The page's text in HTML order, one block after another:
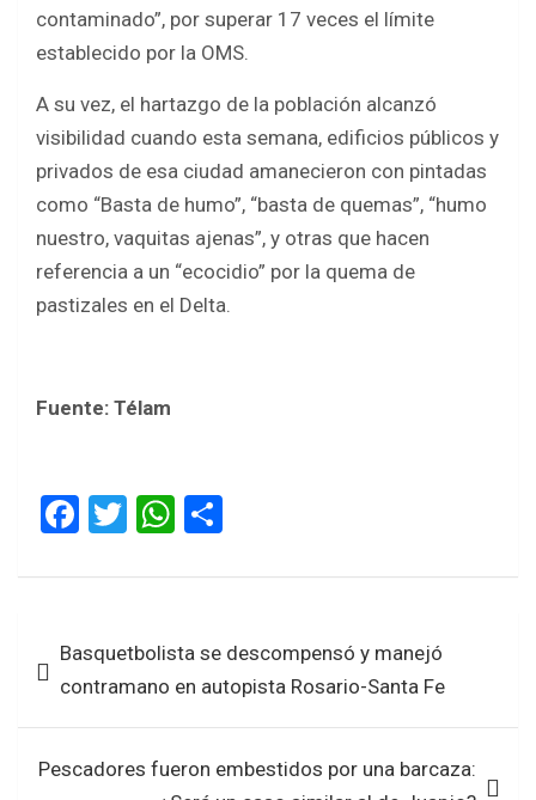
contaminado”, por superar 17 veces el límite
establecido por la OMS.
A su vez, el hartazgo de la población alcanzó
visibilidad cuando esta semana, edificios públicos y
privados de esa ciudad amanecieron con pintadas
como “Basta de humo”, “basta de quemas”, “humo
nuestro, vaquitas ajenas”, y otras que hacen
referencia a un “ecocidio” por la quema de
pastizales en el Delta.
Fuente: Télam
F
ce
o
o
k
T
tt
W
at
A
p
p
ar
de Basquetbolista se descompensó y manejó
contramano en autopista Rosario-Santa Fe
Pescadores fueron embestidos por una barcaza: